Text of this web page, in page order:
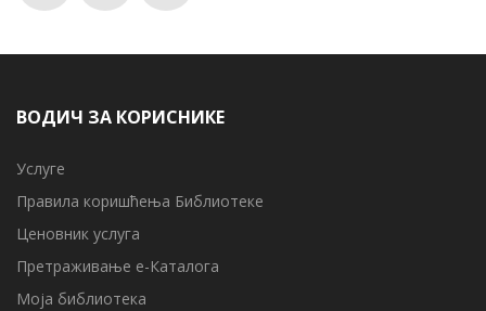
ВОДИЧ ЗА КОРИСНИКЕ
Услуге
Правила коришћења Библиотеке
Ценовник услуга
Претраживање е-Каталога
Моја библиотека